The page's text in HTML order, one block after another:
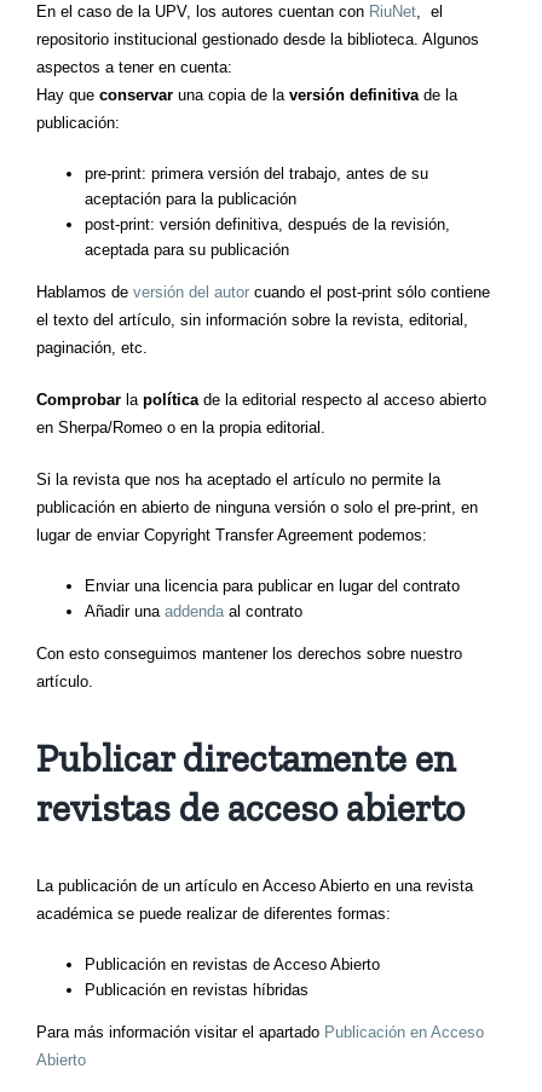
En el caso de la UPV, los autores cuentan con RiuNet , el
repositorio institucional gestionado desde la biblioteca. Algunos
aspectos a tener en cuenta:
Hay que conservar una copia de la versión definitiva de la
publicación:
pre-print: primera versión del trabajo, antes de su
aceptación para la publicación
post-print: versión definitiva, después de la revisión,
aceptada para su publicación
Hablamos de versión del autor cuando el post-print sólo contiene
el texto del artículo, sin información sobre la revista, editorial,
paginación, etc.
Comprobar la política de la editorial respecto al acceso abierto
en Sherpa/Romeo o en la propia editorial.
Si la revista que nos ha aceptado el artículo no permite la
publicación en abierto de ninguna versión o solo el pre-print, en
lugar de enviar Copyright Transfer Agreement podemos:
Enviar una licencia para publicar en lugar del contrato
Añadir una addenda al contrato
Con esto conseguimos mantener los derechos sobre nuestro
artículo.
Publicar directamente en
revistas de acceso abierto
La publicación de un artículo en Acceso Abierto en una revista
académica se puede realizar de diferentes formas:
Publicación en revistas de Acceso Abierto
Publicación en revistas híbridas
Para más información visitar el apartado Publicación en Acceso
Abierto